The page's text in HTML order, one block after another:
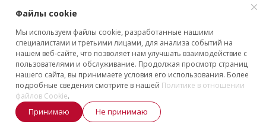
Заказать звонок
Подписаться на рассылку
Клиентское соглашение
Политика конфиденциальности
2026 © «Словодело». Все права защищены
Файлы cookie
Мы используем файлы cookie, разработанные нашими
специалистами и третьими лицами, для анализа событий на
нашем веб-сайте, что позволяет нам улучшать взаимодействие с
пользователями и обслуживание. Продолжая просмотр страниц
нашего сайта, вы принимаете условия его использования. Более
подробные сведения смотрите в нашей Политике в отношении
файлов Cookie.
Принимаю Не принимаю